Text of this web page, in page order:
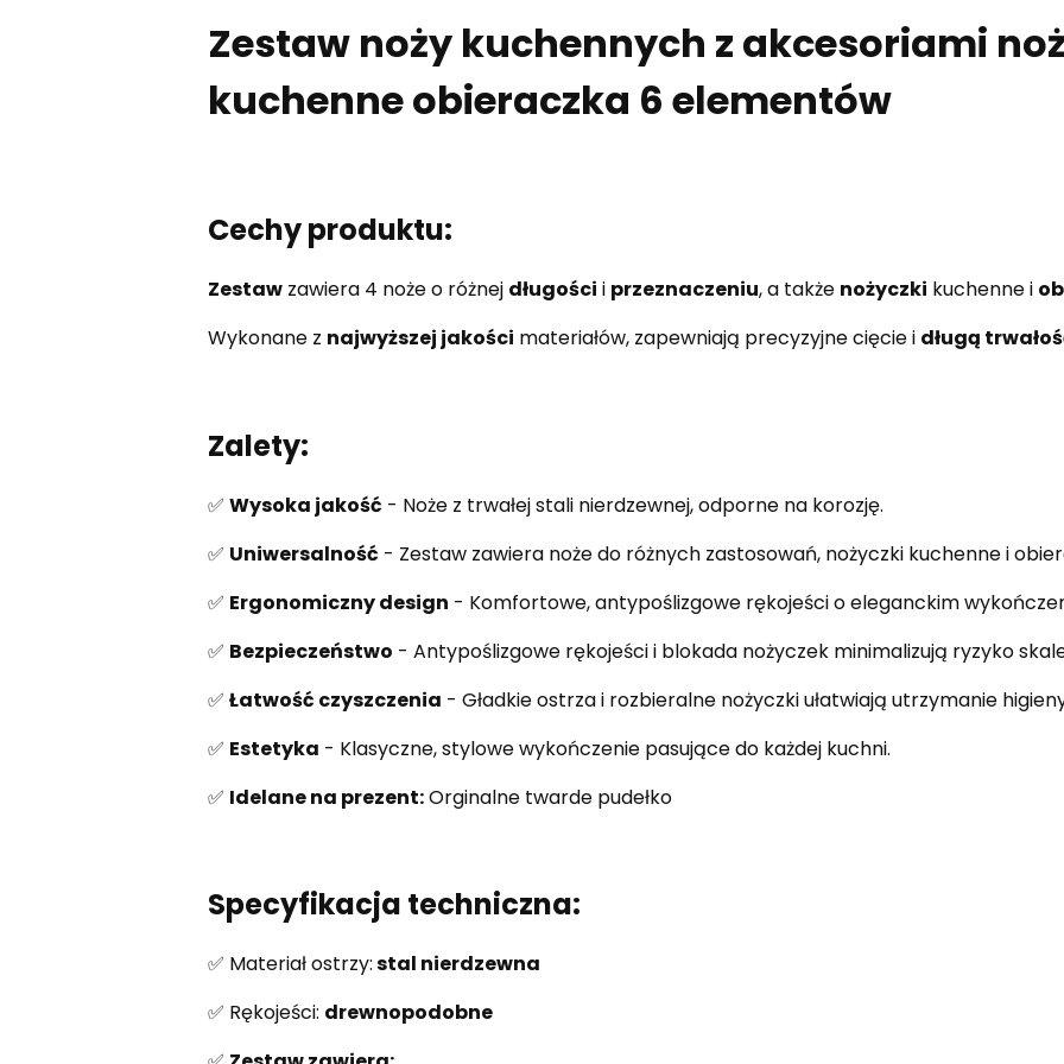
Zestaw noży kuchennych z akcesoriami
kuchenne obieraczka 6 elementów
Cechy produktu:
Zestawzawiera 4 noże o różnej długości i przeznaczeniu, a także nożyczki kuchenne i
Wykonane z najwyższej jakości materiałów, zapewniają precyzyjne cięcie i długą
Zalety:
✅ Wysoka jakość - Noże z trwałej stali nierdzewnej, odporne na korozję.
✅ Uniwersalność - Zestaw zawiera noże do różnych zastosowań, nożyczki kuchenne i
✅ Ergonomiczny design - Komfortowe, antypoślizgowe rękojeści o eleganckim
✅ Bezpieczeństwo - Antypoślizgowe rękojeści i blokada nożyczek minimalizują ryzyko
✅ Łatwość czyszczenia - Gładkie ostrza i rozbieralne nożyczki ułatwiają utrzymanie
✅ Estetyka - Klasyczne, stylowe wykończenie pasujące do każdej kuchni.
✅ Idelane na prezent:Orginalne twarde pudełko
Specyfikacja techniczna:
✅ Materiał ostrzy:stal nierdzewna
✅ Rękojeści: drewnopodobne